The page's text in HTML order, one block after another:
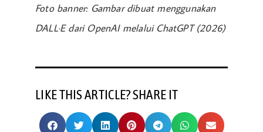
Foto banner: Gambar dibuat menggunakan
DALL·E dari OpenAI melalui ChatGPT (2026)
LIKE THIS ARTICLE? SHARE IT